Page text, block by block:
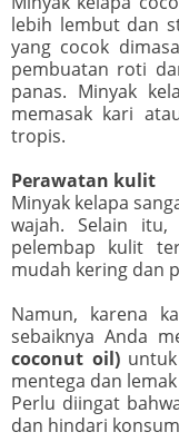
lebih lembut dan
yang cocok
pembuatan roti
panas. Minyak
memasak kari
tropis.
Perawatan kulit
Minyak kelapa
wajah. Selain
pelembap kulit
mudah kering dan
Namun, karena
sebaiknya Anda
coconut oil)untuk
mentega dan
Perlu diingat
dan hindari